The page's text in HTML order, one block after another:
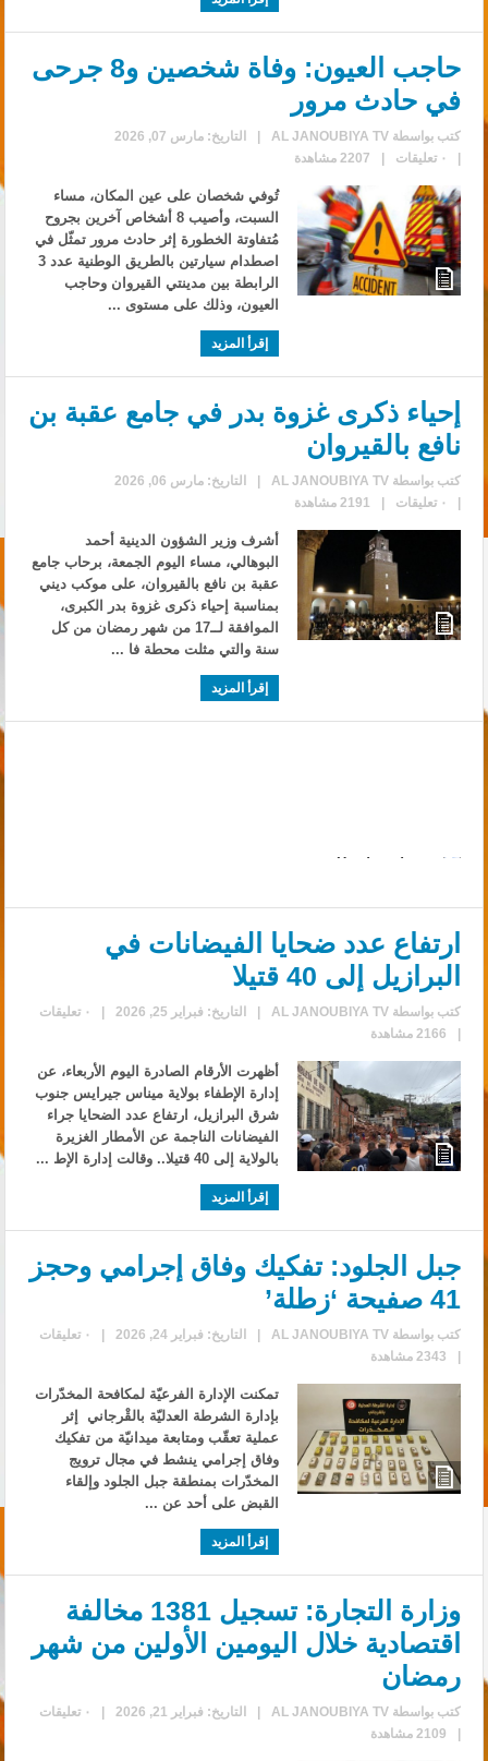
حاجب العيون: وفاة شخصين و8 جرحى
في حادث مرور
كتب بواسطةAL JANOUBIYA TV
|
التاريخ: مارس 07, 2026
|
٠ تعليقات | 2207 مشاهدة
تُوفي شخصان على عين المكان، مساء
السبت، وأصيب 8 أشخاص آخرين بجروح
مُتفاوتة الخطورة إثر حادث مرور تمثّل في
اصطدام سيارتين بالطريق الوطنية عدد 3
الرابطة بين مدينتي القيروان وحاجب
العيون، وذلك على مستوى ...
إقرأ المزيد
إحياء ذكرى غزوة بدر في جامع عقبة بن
نافع بالقيروان
كتب بواسطةAL JANOUBIYA TV
|
التاريخ: مارس 06, 2026
|
٠ تعليقات | 2191 مشاهدة
أشرف وزير الشؤون الدينية أحمد
البوهالي، مساء اليوم الجمعة، برحاب جامع
عقبة بن نافع بالقيروان، على موكب ديني
بمناسبة إحياء ذكرى غزوة بدر الكبرى،
الموافقة لــ17 من شهر رمضان من كل
سنة والتي مثلت محطة فا ...
إقرأ المزيد
ارتفاع عدد ضحايا الفيضانات في
البرازيل إلى 40 قتيلا
كتب بواسطةAL JANOUBIYA TV
| التاريخ: فبراير 25, 2026 |
٠ تعليقات
|
2166 مشاهدة
أظهرت الأرقام الصادرة ​اليوم الأربعاء، عن
إدارة الإطفاء بولاية ‌ميناس جيرايس ‌جنوب
شرق ‌البرازيل، ارتفاع عدد الضحايا جراء
الفيضانات الناجمة عن الأمطار الغزيرة
بالولاية إلى ⁠40 قتيلا.. وقالت إدارة الإط ...
إقرأ المزيد
جبل الجلود: تفكيك وفاق إجرامي وحجز
41 صفيحة ‘زطلة’
كتب بواسطةAL JANOUBIYA TV
| التاريخ: فبراير 24, 2026 |
٠ تعليقات
|
2343 مشاهدة
تمكنت الإدارة الفرعيّة لمكافحة المخدّرات
بإدارة الشرطة العدليّة بالقْرجاني إثر
عملية تعقّب ومتابعة ميدانيّة من تفكيك
وفاق إجرامي ينشط في مجال ترويج
المخدّرات بمنطقة جبل الجلود وإلقاء
القبض على أحد عن ...
إقرأ المزيد
وزارة التجارة: تسجيل 1381 مخالفة
اقتصادية خلال اليومين الأولين من شهر
رمضان
كتب بواسطةAL JANOUBIYA TV
| التاريخ: فبراير 21, 2026 |
٠ تعليقات
|
2109 مشاهدة